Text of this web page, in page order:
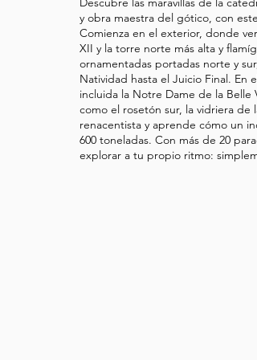
y obra maestra del gótico, con
Comienza en el exterior, donde
XII y la torre norte más alta y
ornamentadas portadas norte y
Natividad hasta el Juicio Final. En
incluida la Notre Dame de la Belle
como el rosetón sur, la vidriera de
renacentista y aprende cómo un
600 toneladas. Con más de 20
explorar a tu propio ritmo: